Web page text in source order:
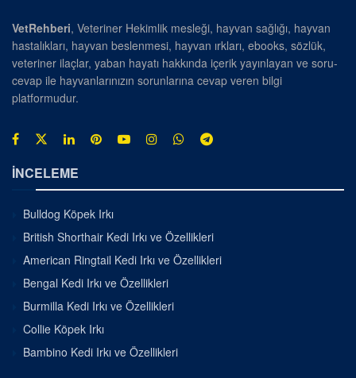
VetRehberi, Veteriner Hekimlik mesleği, hayvan sağlığı, hayvan
hastalıkları, hayvan beslenmesi, hayvan ırkları, ebooks, sözlük,
veteriner ilaçlar, yaban hayatı hakkında içerik yayınlayan ve soru-
cevap ile hayvanlarınızın sorunlarına cevap veren bilgi
platformudur.
İNCELEME
Bulldog Köpek Irkı
British Shorthair Kedi Irkı ve Özellikleri
American Ringtail Kedi Irkı ve Özellikleri
Bengal Kedi Irkı ve Özellikleri
Burmilla Kedi Irkı ve Özellikleri
Collie Köpek Irkı
Bambino Kedi Irkı ve Özellikleri